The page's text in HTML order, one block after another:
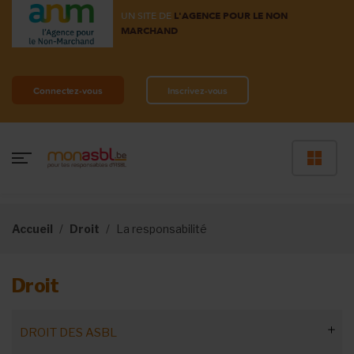
UN SITE DE L'AGENCE POUR LE NON
MARCHAND
Connectez-vous Inscrivez-vous
Accueil Droit La responsabilité
Droit
DROIT DES ASBL